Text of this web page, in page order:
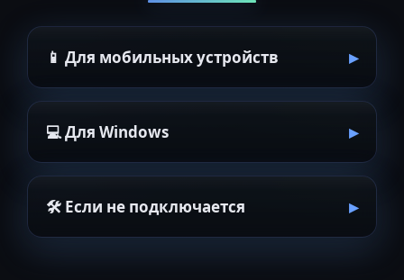
📱 Для мобильных устройств
💻 Для Windows
🛠 Если не подключается